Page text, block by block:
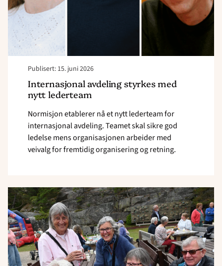
Publisert: 15. juni 2026
Internasjonal avdeling styrkes med
nytt lederteam
Normisjon etablerer nå et nytt lederteam for
internasjonal avdeling. Teamet skal sikre god
ledelse mens organisasjonen arbeider med
veivalg for fremtidig organisering og retning.
Read
article
"–
En
inspirasjon
for